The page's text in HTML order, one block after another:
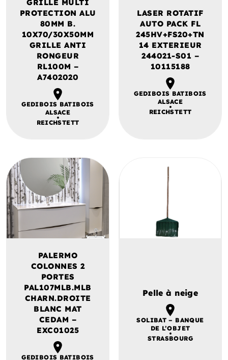
GRILLE MULTI
PROTECTION ALU
80MM B.
10X70/30X50MM
GRILLE ANTI
RONGEUR
RL100M –
A7402020
GEDIBOIS BATIBOIS
ALSACE
REICHSTETT
LASER ROTATIF
AUTO PACK FL
245HV+FS20+TN
14 EXTERIEUR
244021-S01 –
10115188
GEDIBOIS BATIBOIS
ALSACE
REICHSTETT
PALERMO
COLONNES 2
PORTES
PAL107MLB.MLB
CHARN.DROITE
BLANC MAT
CEDAM –
EXC01025
GEDIBOIS BATIBOIS
Pelle à neige
SOLIBAT – BANQUE
DE L’OBJET
STRASBOURG